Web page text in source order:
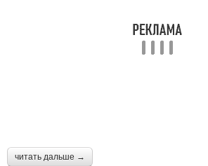
читать дальше →